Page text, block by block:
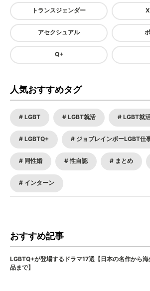
トランスジェンダー
アセクシュアル
Q+
人気おすすめタグ
LGBT LGBT就活 LGBT就
LGBTQ+ ジョブレインボーLGBT仕
同性婚 性自認 まとめ
インターン
おすすめ記事
LGBTQ+が登場するドラマ17選【日本の名作から海
品まで】